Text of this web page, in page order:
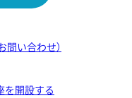
問い合わせ）
を開設する